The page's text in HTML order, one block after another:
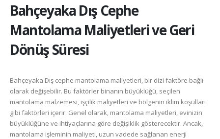
BahçeyakaDış Cephe
Mantolama Maliyetleri ve Geri
Dönüş Süresi
Bahçeyaka Dış cephe mantolama maliyetleri, bir dizi faktöre bağlı
olarak değişebilir. Bu faktörler binanın büyüklüğü, seçilen
mantolama malzemesi, işçilik maliyetleri ve bölgenin iklim koşulları
gibi faktörleri içerir. Genel olarak, mantolama maliyetleri, evinizin
büyüklüğüne ve ihtiyaçlarına göre değişiklik gösterecektir. Ancak,
mantolama işleminin maliyeti, uzun vadede sağlanan enerji